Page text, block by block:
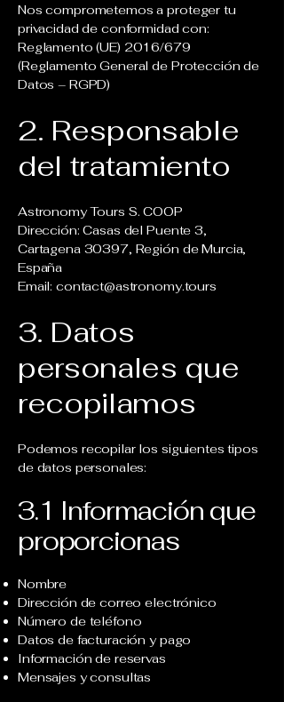
Nos comprometemos a proteger tu
privacidad de conformidad con:
Reglamento (UE) 2016/679
(Reglamento General de Protección de
Datos – RGPD)
2. Responsable
del tratamiento
Astronomy Tours S. COOP
Dirección: Casas del Puente 3,
Cartagena 30397, Región de Murcia,
España
Email: contact@astronomy.tours
3. Datos
personales que
recopilamos
Podemos recopilar los siguientes tipos
de datos personales:
3.1 Información que
proporcionas
Nombre
Dirección de correo electrónico
Número de teléfono
Datos de facturación y pago
Información de reservas
Mensajes y consultas